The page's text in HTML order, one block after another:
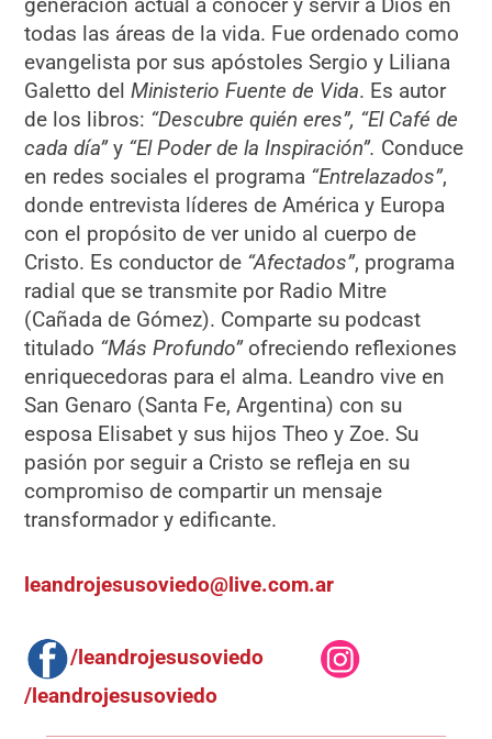
todas las áreas de la vida. Fue ordenado como
evangelista por sus apóstoles Sergio y Liliana
Galetto delMinisterio Fuente de Vida. Es autor
de los libros: “Descubre quién eres”, “El Café de
cada día”y “El Poder de la Inspiración”. Conduce
en redes sociales el programa “Entrelazados”,
donde entrevista líderes de América y Europa
con el propósito de ver unido al cuerpo de
Cristo. Es conductor de “Afectados”, programa
radial que se transmite por Radio Mitre
(Cañada de Gómez). Comparte su podcast
titulado “Más Profundo”ofreciendo reflexiones
enriquecedoras para el alma. Leandro vive en
San Genaro (Santa Fe, Argentina) con su
esposa Elisabet y sus hijos Theo y Zoe. Su
pasión por seguir a Cristo se refleja en su
compromiso de compartir un mensaje
transformador y edificante.
leandrojesusoviedo@live.com.ar
/leandrojesusoviedo
/leandrojesusoviedo